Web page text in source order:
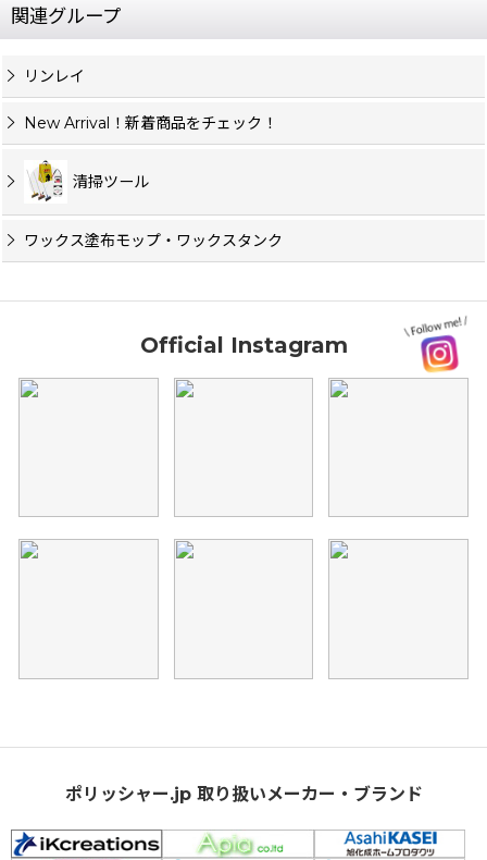
関連グループ
リンレイ
New Arrival！新着商品をチェック！
清掃ツール
ワックス塗布モップ・ワックスタンク
Official Instagram
ポリッシャー.jp 取り扱いメーカー・ブランド